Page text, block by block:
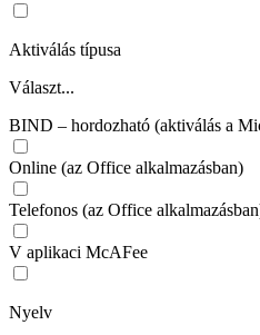
Aktiválás típusa
Választ...
BIND – hordozható (aktiválás a
Online (az Office alkalmazásban)
Telefonos (az Office
V aplikaci McAFee
Nyelv